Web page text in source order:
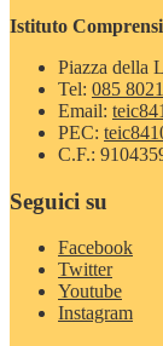
Istituto
Piazza della
Tel: 085
Email:
PEC:
C.F.:
Seguici su
Facebook
Twitter
Youtube
Instagram